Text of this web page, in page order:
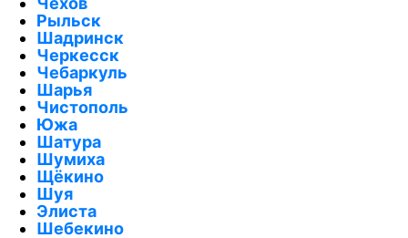
Рыльск
Шадринск
Черкесск
Чебаркуль
Шарья
Чистополь
Южа
Шатура
Шумиха
Щёкино
Шуя
Элиста
Шебекино